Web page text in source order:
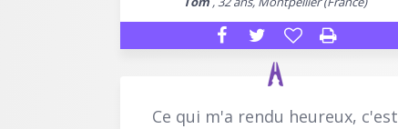
Ce qui m'a rendu heureux, c'est